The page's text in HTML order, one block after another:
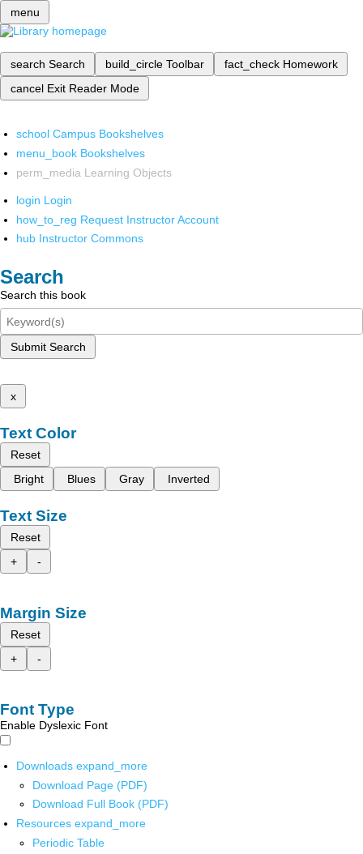
menu
search Search build_circle Toolbar fact_check Homework
cancel Exit Reader Mode
school Campus Bookshelves
menu_book Bookshelves
perm_media Learning Objects
login Login
how_to_reg Request Instructor Account
hub Instructor Commons
Search
Search this book
Submit Search
x
Text Color
Reset
Bright
Blues Gray Inverted
Text Size
Reset
+
-
Margin Size
Reset
+
-
Font Type
Enable Dyslexic Font
Downloads expand_more
Download Page (PDF)
Download Full Book (PDF)
Resources expand_more
Periodic Table